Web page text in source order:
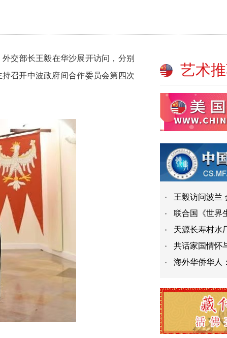
交部长王毅在华沙展开访问，分别
召开中波政府间合作委员会第四次
艺术
王毅访问波兰
联合国《世界
天源长寿村水
共话家国情怀
海外华侨华人